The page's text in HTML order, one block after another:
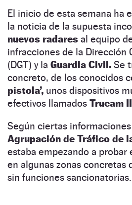
El inicio de esta semana ha
la noticia de la supuesta
nuevos radares al equipo
infracciones de la Dirección
(DGT) y la Guardia Civil. Se
concreto, de los conocidos
pistola’, unos dispositivos
efectivos llamados Trucam
Según ciertas
Agrupación de Tráfico de
estaba empezando a probar
en algunas zonas concretas
sin funciones sancionatorias.